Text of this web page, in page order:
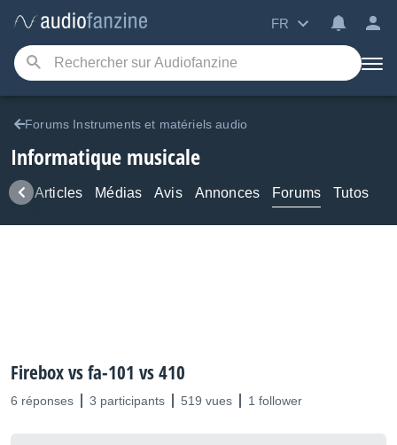
FR
Forums Instruments et matériels audio
Informatique musicale
Articles Médias Avis Annonces Forums Tutos
Firebox vs fa-101 vs 410
6 réponses 3 participants 519 vues 1 follower